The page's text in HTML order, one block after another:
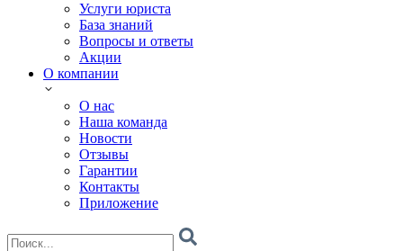
Услуги юриста
База знаний
Вопросы и ответы
Акции
О компании
О нас
Наша команда
Новости
Отзывы
Гарантии
Контакты
Приложение